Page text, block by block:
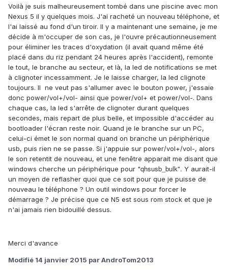
Voilà je suis malheureusement tombé dans une piscine avec mon
Nexus 5 il y quelques mois. J'ai racheté un nouveau téléphone, et
l'ai laissé au fond d'un tiroir. Il y a maintenant une semaine, je me
décide à m'occuper de son cas, je l'ouvre précautionneusement
pour éliminer les traces d'oxydation (il avait quand même été
placé dans du riz pendant 24 heures après l'accident), remonte
le tout, le branche au secteur, et là, la led de notifications se met
à clignoter incessamment. Je le laisse charger, la led clignote
toujours. Il ne veut pas s'allumer avec le bouton power, j'essaie
donc power/vol+/vol- ainsi que power/vol+ et power/vol-. Dans
chaque cas, la led s'arrête de clignoter durant quelques
secondes, mais repart de plus belle, et impossible d'accéder au
bootloader l'écran reste noir. Quand je le branche sur un PC,
celui-ci émet le son normal quand on branche un périphérique
usb, puis rien ne se passe. Si j'appuie sur power/vol+/vol-, alors
le son retentit de nouveau, et une fenêtre apparait me disant que
windows cherche un périphérique pour "qhsusb_bulk". Y aurait-il
un moyen de reflasher quoi que ce soit pour que je puisse de
nouveau le téléphone ? Un outil windows pour forcer le
démarrage ? Je précise que ce N5 est sous rom stock et que je
n'ai jamais rien bidouillé dessus.
Merci d'avance
Modifié 14 janvier 2015 par AndroTom2013